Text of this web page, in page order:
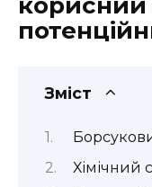
Зміст
Хімічний